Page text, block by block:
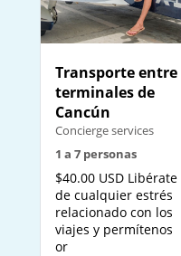
Transporte entre
terminales de
Cancún
Concierge services
1 a 7 personas
$40.00 USD Libérate
de cualquier estrés
relacionado con los
viajes y permítenos
or